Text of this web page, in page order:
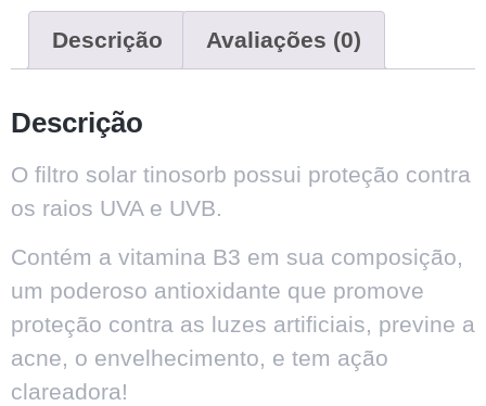
Descrição Avaliações (0)
Descrição
O filtro solar tinosorb possui proteção contra
os raios UVA e UVB.
Contém a vitamina B3 em sua composição,
um poderoso antioxidante que promove
proteção contra as luzes artificiais, previne a
acne, o envelhecimento, e tem ação
clareadora!